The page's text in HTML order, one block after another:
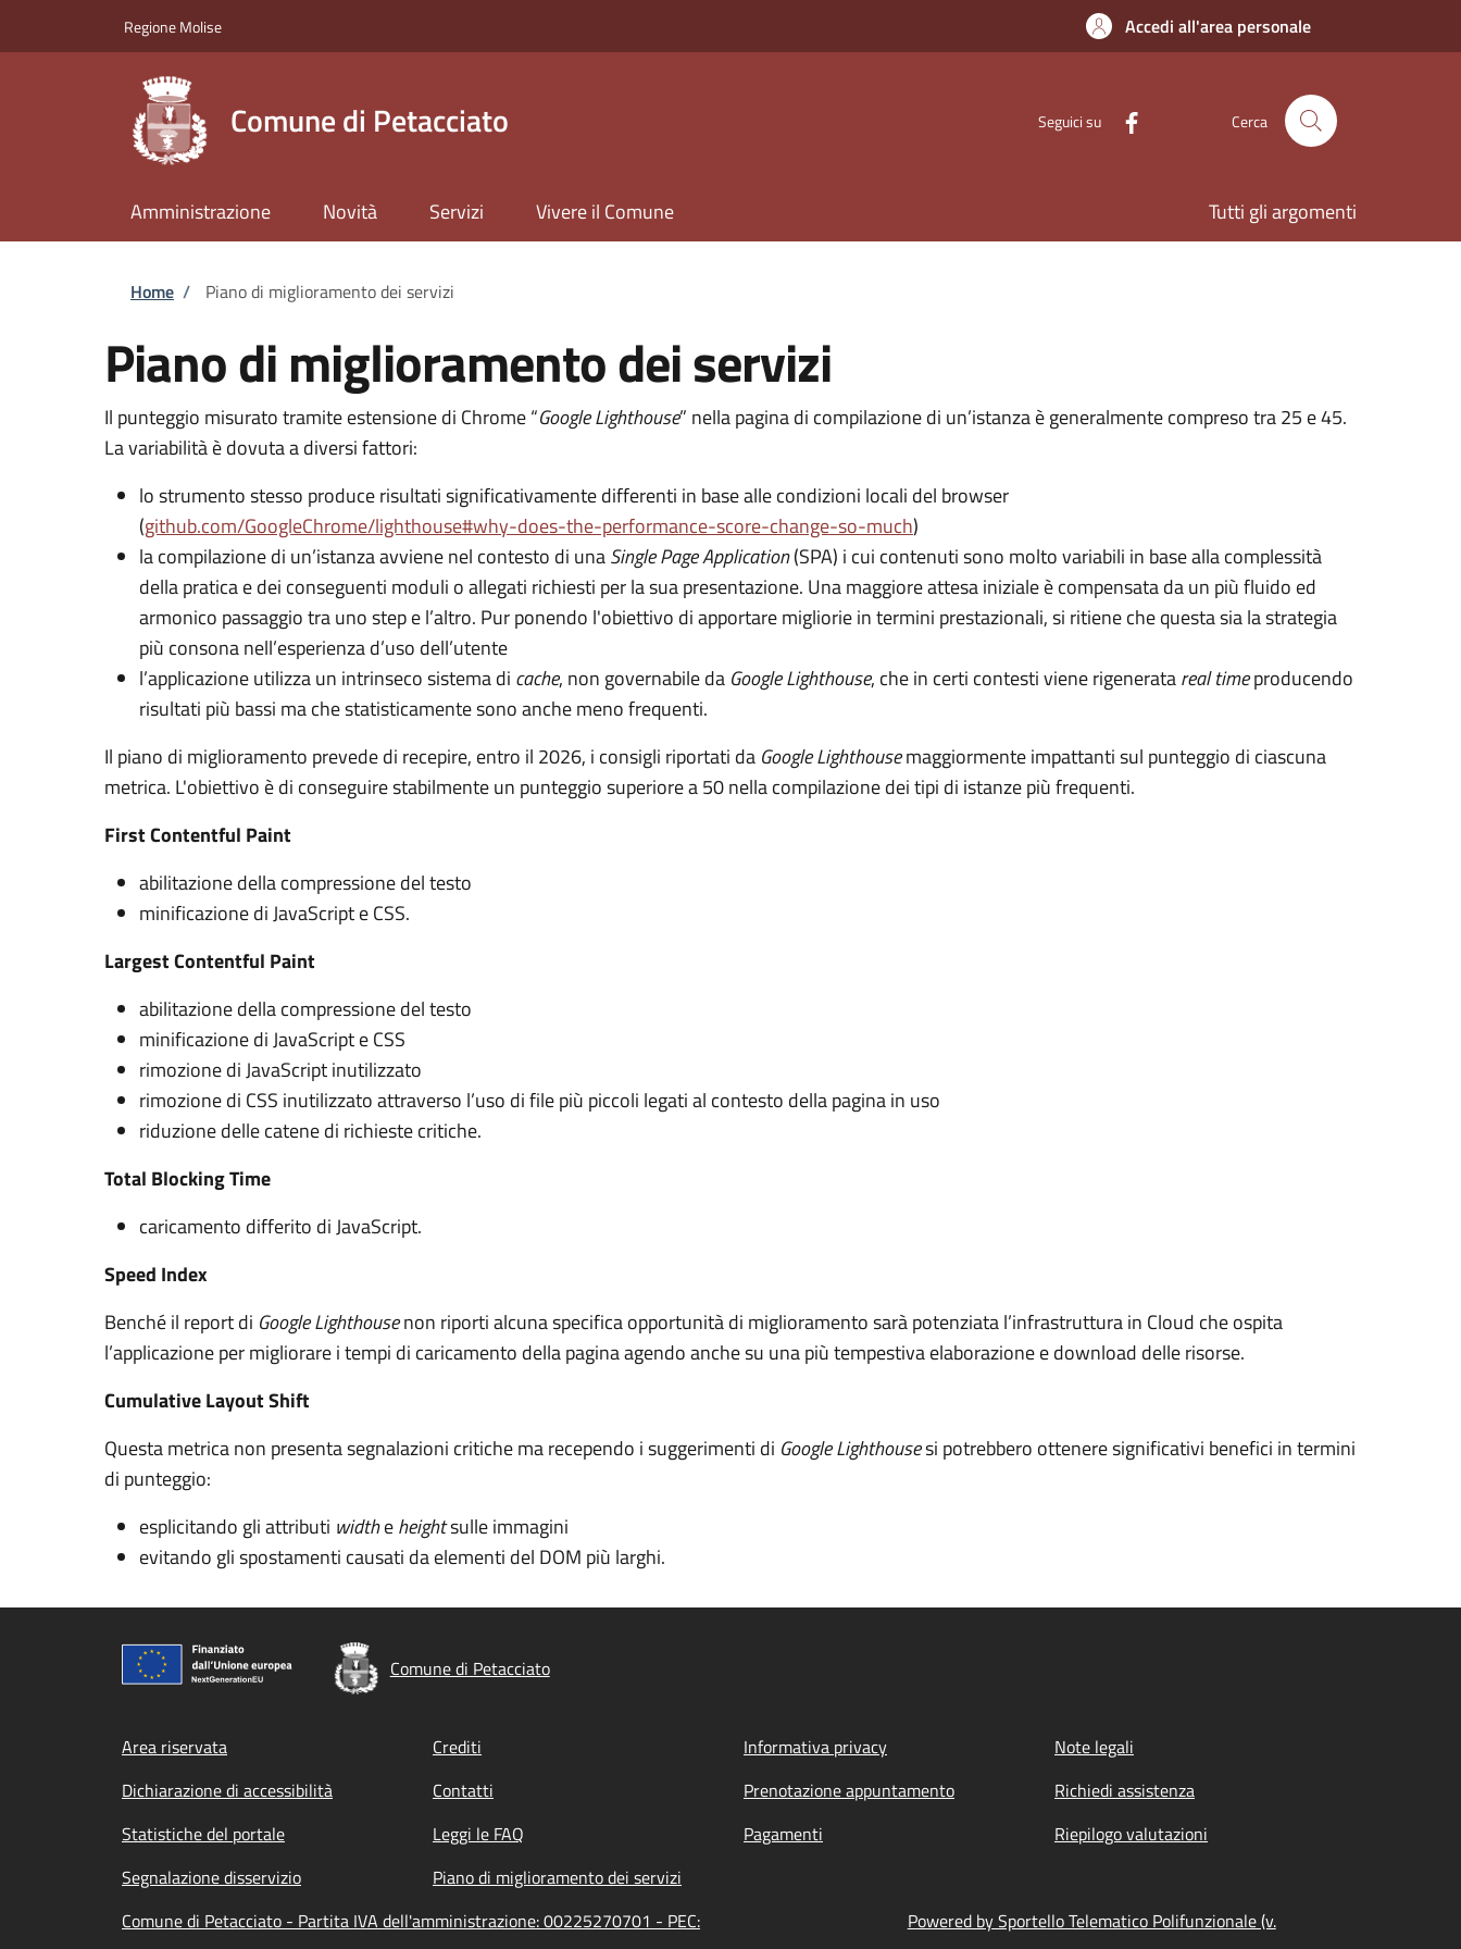
Regione Molise Accedi all'area personale
Comune di Petacciato Seguici su Cerca
Amministrazione Novità Servizi Vivere il Comune Tutti gli argomenti
Briciole di pane
Home / Piano di miglioramento dei servizi
Piano di miglioramento dei servizi
Il punteggio misurato tramite estensione di Chrome “Google Lighthouse” nella pagina di compilazione di un’istanza è generalmente compreso tra 25 e 45.
La variabilità è dovuta a diversi fattori:
lo strumento stesso produce risultati significativamente differenti in base alle condizioni locali del browser
(github.com/GoogleChrome/lighthouse#why-does-the-performance-score-change-so-much)
la compilazione di un’istanza avviene nel contesto di unaSingle Page Application(SPA) i cui contenuti sono molto variabili in base alla complessità
della pratica e dei conseguenti moduli o allegati richiesti per la sua presentazione. Una maggiore attesa iniziale è compensata da un più fluido ed
armonico passaggio tra uno step e l’altro. Pur ponendo l'obiettivo di apportare migliorie in termini prestazionali, si ritiene che questa sia la strategia
più consona nell’esperienza d’uso dell’utente
l’applicazione utilizza un intrinseco sistema di cache, non governabile da Google Lighthouse, che in certi contesti viene rigeneratareal timeproducendo
risultati più bassi ma che statisticamente sono anche meno frequenti.
Il piano di miglioramento prevede di recepire, entro il 2026, i consigli riportati da Google Lighthousemaggiormente impattanti sul punteggio di ciascuna
metrica. L'obiettivo è di conseguire stabilmente un punteggio superiore a 50 nella compilazione dei tipi di istanze più frequenti.
First Contentful Paint
abilitazione della compressione del testo
minificazione di JavaScript e CSS.
Largest Contentful Paint
abilitazione della compressione del testo
minificazione di JavaScript e CSS
rimozione di JavaScript inutilizzato
rimozione di CSS inutilizzato attraverso l’uso di file più piccoli legati al contesto della pagina in uso
riduzione delle catene di richieste critiche.
Total Blocking Time
caricamento differito di JavaScript.
Speed Index
Benché il report di Google Lighthousenon riporti alcuna specifica opportunità di miglioramento sarà potenziata l’infrastruttura in Cloud che ospita
l’applicazione per migliorare i tempi di caricamento della pagina agendo anche su una più tempestiva elaborazione e download delle risorse.
Cumulative Layout Shift
Questa metrica non presenta segnalazioni critiche ma recependo i suggerimenti di Google Lighthousesi potrebbero ottenere significativi benefici in termini
di punteggio:
esplicitando gli attributi widtheheightsulle immagini
evitando gli spostamenti causati da elementi del DOM più larghi.
Comune di Petacciato
Footer menu
Area riservata Crediti Informativa privacy
Note legali
Dichiarazione di accessibilità
Contatti Prenotazione appuntamento
Richiedi assistenza
Statistiche del portale
Leggi le FAQ Pagamenti
Riepilogo valutazioni
Segnalazione disservizio
Piano di miglioramento dei servizi
Comune di Petacciato - Partita IVA dell'amministrazione: 00225270701 - PEC:
Powered by Sportello Telematico Polifunzionale (v.